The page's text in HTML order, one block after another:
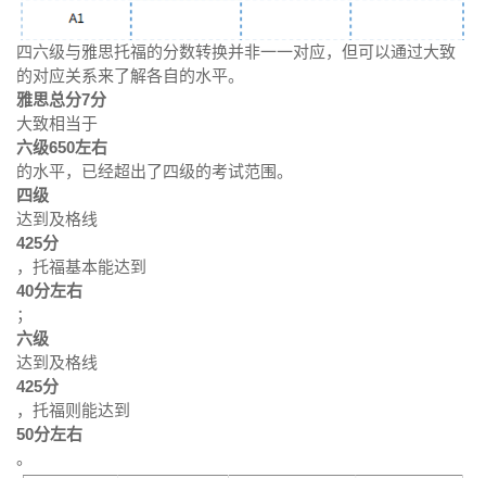
四六级与雅思托福的分数转换并非一一对应，但可以通过大致
的对应关系来了解各自的水平。
雅思总分7分
大致相当于
六级650左右
的水平，已经超出了四级的考试范围。
四级
达到及格线
425分
，托福基本能达到
40分左右
；
六级
达到及格线
425分
，托福则能达到
50分左右
。